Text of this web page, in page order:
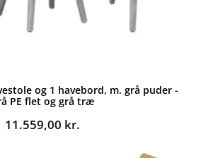
og 1 havebord, m. grå puder -
PE flet og grå træ
11.559,00 kr.